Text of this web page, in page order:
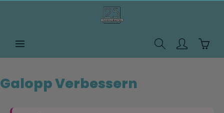
Galopp Verbessern